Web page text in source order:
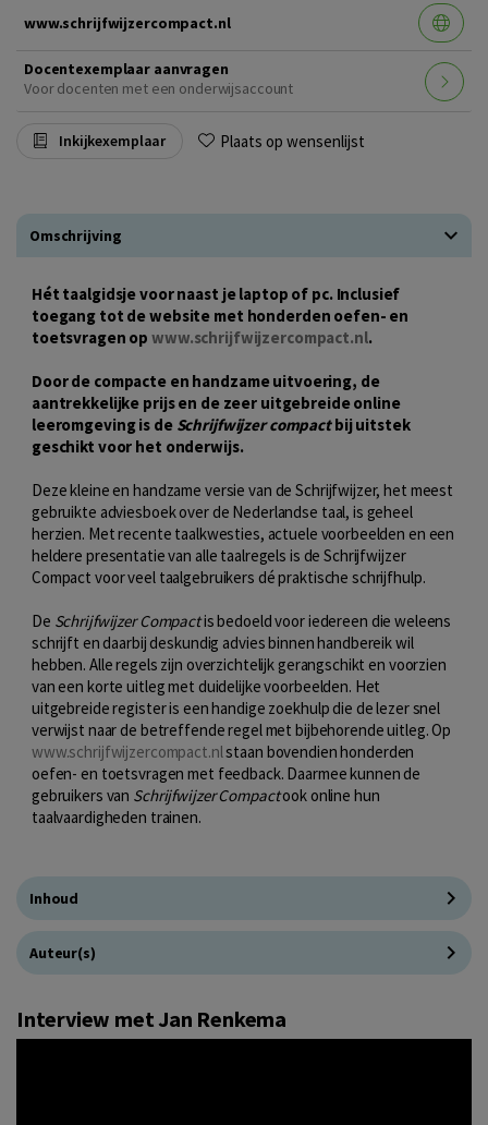
www.schrijfwijzercompact.nl
Docentexemplaar aanvragen
Voor docenten met een onderwijsaccount
Inkijkexemplaar Plaats op wensenlijst
Omschrijving
Hét taalgidsje voor naast je laptop of pc. Inclusief
toegang tot de website met honderden oefen- en
toetsvragen opwww.schrijfwijzercompact.nl.
Door de compacte en handzame uitvoering, de
aantrekkelijke prijs en de zeer uitgebreide online
leeromgeving is de Schrijfwijzer compactbij uitstek
geschikt voor het onderwijs.
Deze kleine en handzame versie van de Schrijfwijzer, het meest
gebruikte adviesboek over de Nederlandse taal, is geheel
herzien. Met recente taalkwesties, actuele voorbeelden en een
heldere presentatie van alle taalregels is de Schrijfwijzer
Compact voor veel taalgebruikers dé praktische schrijfhulp.
De Schrijfwijzer Compactis bedoeld voor iedereen die weleens
schrijft en daarbij deskundig advies binnen handbereik wil
hebben. Alle regels zijn overzichtelijk gerangschikt en voorzien
van een korte uitleg met duidelijke voorbeelden. Het
uitgebreide register is een handige zoekhulp die de lezer snel
verwijst naar de betreffende regel met bijbehorende uitleg. Op
www.schrijfwijzercompact.nlstaan bovendien honderden
oefen- en toetsvragen met feedback. Daarmee kunnen de
gebruikers van Schrijfwijzer Compactook online hun
taalvaardigheden trainen.
Inhoud
Auteur(s)
Interview met Jan Renkema